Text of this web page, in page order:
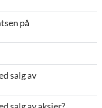
på
salg av